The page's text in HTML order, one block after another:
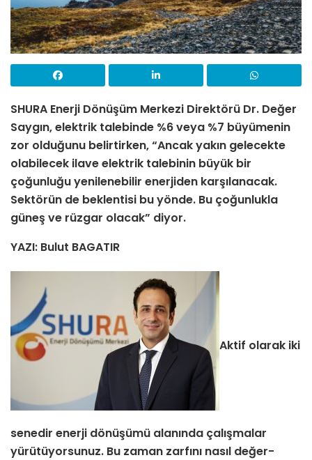
SHURA Enerji Dönüşüm Merkezi Direktörü Dr. Değer
Saygın, elektrik talebinde %6 veya %7 büyümenin
zor olduğunu belirtirken, “Ancak yakın gelecekte
olabilecek ilave elektrik talebinin büyük bir
çoğunluğu yenilenebilir enerjiden karşılanacak.
Sektörün de beklentisi bu yönde. Bu çoğunlukla
güneş ve rüzgar olacak” diyor.
YAZI: Bulut BAGATIR
Aktif olarak iki
senedir enerji dönü­şümü alanında çalışmalar
yürütüyor­sunuz. Bu zaman zarfını nasıl değer­